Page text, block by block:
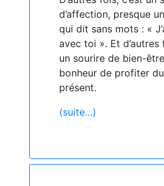
d’affection, presque
qui dit sans mots : «
avec toi ». Et d’autres
un sourire de bien-
bonheur de profiter
présent.
(suite…)